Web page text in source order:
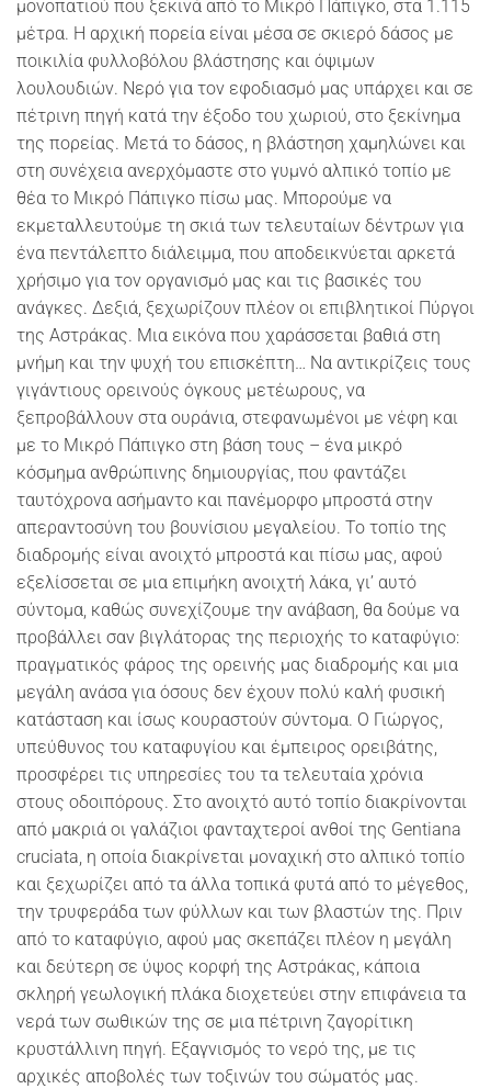
μονοπατιού που ξεκινά από το Μικρό Πάπιγκο, στα 1.115
μέτρα. Η αρχική πορεία είναι μέσα σε σκιερό δάσος με
ποικιλία φυλλοβόλου βλάστησης και όψιμων
λουλουδιών. Νερό για τον εφοδιασμό μας υπάρχει και σε
πέτρινη πηγή κατά την έξοδο του χωριού, στο ξεκίνημα
της πορείας. Μετά το δάσος, η βλάστηση χαμηλώνει και
στη συνέχεια ανερχόμαστε στο γυμνό αλπικό τοπίο με
θέα το Μικρό Πάπιγκο πίσω μας. Μπορούμε να
εκμεταλλευτούμε τη σκιά των τελευταίων δέντρων για
ένα πεντάλεπτο διάλειμμα, που αποδεικνύεται αρκετά
χρήσιμο για τον οργανισμό μας και τις βασικές του
ανάγκες. Δεξιά, ξεχωρίζουν πλέον οι επιβλητικοί Πύργοι
της Αστράκας. Μια εικόνα που χαράσσεται βαθιά στη
μνήμη και την ψυχή του επισκέπτη… Να αντικρίζεις τους
γιγάντιους ορεινούς όγκους μετέωρους, να
ξεπροβάλλουν στα ουράνια, στεφανωμένοι με νέφη και
με το Μικρό Πάπιγκο στη βάση τους – ένα μικρό
κόσμημα ανθρώπινης δημιουργίας, που φαντάζει
ταυτόχρονα ασήμαντο και πανέμορφο μπροστά στην
απεραντοσύνη του βουνίσιου μεγαλείου. Το τοπίο της
διαδρομής είναι ανοιχτό μπροστά και πίσω μας, αφού
εξελίσσεται σε μια επιμήκη ανοιχτή λάκα, γι’ αυτό
σύντομα, καθώς συνεχίζουμε την ανάβαση, θα δούμε να
προβάλλει σαν βιγλάτορας της περιοχής το καταφύγιο:
πραγματικός φάρος της ορεινής μας διαδρομής και μια
μεγάλη ανάσα για όσους δεν έχουν πολύ καλή φυσική
κατάσταση και ίσως κουραστούν σύντομα. Ο Γιώργος,
υπεύθυνος του καταφυγίου και έμπειρος ορειβάτης,
προσφέρει τις υπηρεσίες του τα τελευταία χρόνια
στους οδοιπόρους. Στο ανοιχτό αυτό τοπίο διακρίνονται
από μακριά οι γαλάζιοι φανταχτεροί ανθοί της Gentiana
cruciata, η οποία διακρίνεται μοναχική στο αλπικό τοπίο
και ξεχωρίζει από τα άλλα τοπικά φυτά από το μέγεθος,
την τρυφεράδα των φύλλων και των βλαστών της. Πριν
από το καταφύγιο, αφού μας σκεπάζει πλέον η μεγάλη
και δεύτερη σε ύψος κορφή της Αστράκας, κάποια
σκληρή γεωλογική πλάκα διοχετεύει στην επιφάνεια τα
νερά των σωθικών της σε μια πέτρινη ζαγορίτικη
κρυστάλλινη πηγή. Εξαγνισμός το νερό της, με τις
αρχικές αποβολές των τοξινών του σώματός μας.